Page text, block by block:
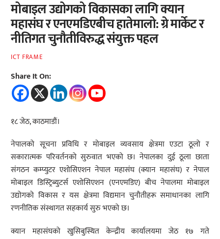
मोबाइल उद्योगको विकासका लागि क्यान
महासंघ र एनएमडिएबीच हातेमालो: ग्रे मार्केट र
नीतिगत चुनौतीविरुद्ध संयुक्त पहल
ICT FRAME
Share It On:
१८ जेठ, काठमाडौं।
नेपालको सूचना प्रविधि र मोबाइल व्यवसाय क्षेत्रमा एउटा ठूलो र
सकारात्मक परिवर्तनको सुरुवात भएको छ। नेपालका दुई ठूला छाता
संगठन कम्प्युटर एशोसिएशन नेपाल महासंघ (क्यान महासंघ) र नेपाल
मोबाइल डिस्ट्रिब्युटर्स एशोसिएशन (एनएमडिए) बीच नेपालमा मोबाइल
उद्योगको विकास र यस क्षेत्रमा विद्यमान चुनौतीहरू समाधानका लागि
रणनीतिक संस्थागत सहकार्य सुरु भएको छ।
क्यान महासंघको खुसिबुस्थित केन्द्रीय कार्यालयमा जेठ १७ गते